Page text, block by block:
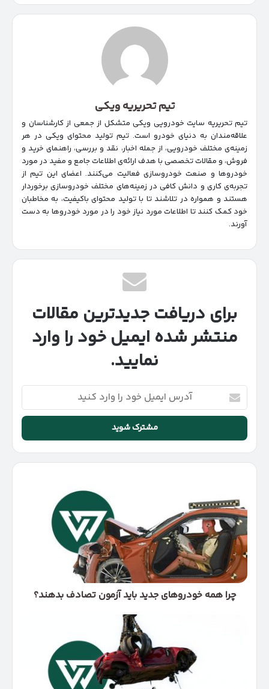
تیم تحریریه ویکی
تیم تحریریه سایت خودرویی ویکی متشکل از جمعی از کارشناسان و
علاقه‌مندان به دنیای خودرو است. تیم تولید محتوای ویکی در هر
زمینه‌‌ی مختلف خودرویی، از جمله اخبار، نقد و بررسی، راهنمای خرید و
فروش، و مقالات تخصصی با هدف ارائه‌ی اطلاعات جامع و مفید در مورد
خودروها و صنعت خودروسازی فعالیت می‌کنند. اعضای این تیم از
تجربه‌ی کاری و دانش کافی در زمینه‌های مختلف خودروسازی برخوردار
هستند و همواره در تلاشند تا با تولید محتوای باکیفیت، به مخاطبان
خود کمک کنند تا اطلاعات مورد نیاز خود را در مورد خودروها به دست
آورند.
برای دریافت جدیدترین مقالات
منتشر شده ایمیل خود را وارد
نمایید.
آدرس
ایمیل
خود
وارد
کنید
خودروهای
جدید
باید
آزمون
تصادف
بدهند؟
چرا همه خودروهای جدید باید آزمون تصادف بدهند؟